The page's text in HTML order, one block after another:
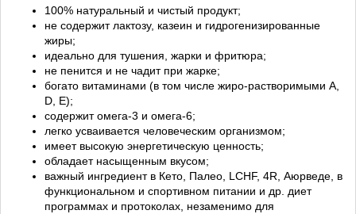
100% натуральный и чистый продукт;
не содержит лактозу, казеин и гидрогенизированные
жиры;
идеально для тушения, жарки и фритюра;
не пенится и не чадит при жарке;
богато витаминами (в том числе жиро-растворимыми A,
D, E);
содержит омега-3 и омега-6;
легко усваивается человеческим организмом;
имеет высокую энергетическую ценность;
обладает насыщенным вкусом;
важный ингредиент в Кето, Палео, LCHF, 4R, Аюрведе, в
функциональном и спортивном питании и др. диет
программах и протоколах, незаменимо для